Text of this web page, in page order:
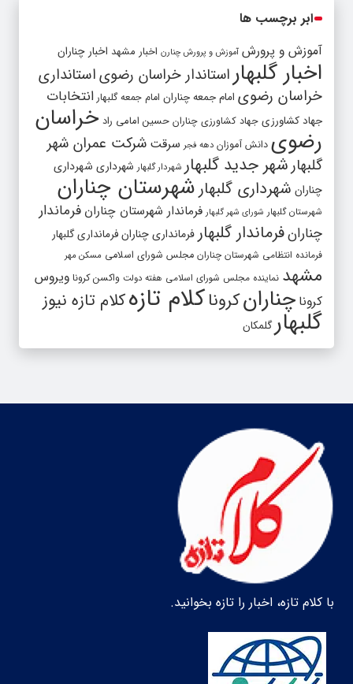
ابر برچسب ها
آموزش و پرورش آموزش و پرورش چنارن اخبار مشهد اخبار چناران
اخبار گلبهار استاندار خراسان رضویاستانداری
خراسان رضوی امام جمعه چناران امام جمعه گلبهار انتخابات
جهاد کشاورزی جهاد کشاورزی چناران حسین امامی راد خراسان
رضوی دانش آموزان دهه فجر سرقت شرکت عمران شهر
گلبهارشهر جدید گلبهار شهردار گلبهار شهرداری شهرداری
چناران شهرداری گلبهار شهرستان چناران
شهرستان گلبهار شورای شهر گلبهار فرماندار شهرستان چناران فرماندار
چنارانفرماندار گلبهار فرمانداری چنارانفرمانداری گلبهار
فرمانده انتظامی شهرستان چناران مجلس شورای اسلامی مسکن مهر
مشهد نماینده مجلس شورای اسلامی هفته دولت واکسن کرونا ویروس
کرونا چنارانکروناکلام تازهکلام تازه نیوز
گلبهارگلمکان
با کلام تازه، اخبار را تازه بخوانید.